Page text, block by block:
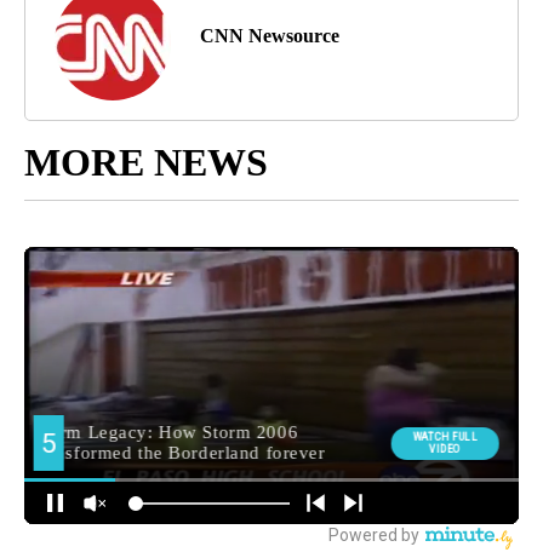
CNN Newsource
MORE NEWS